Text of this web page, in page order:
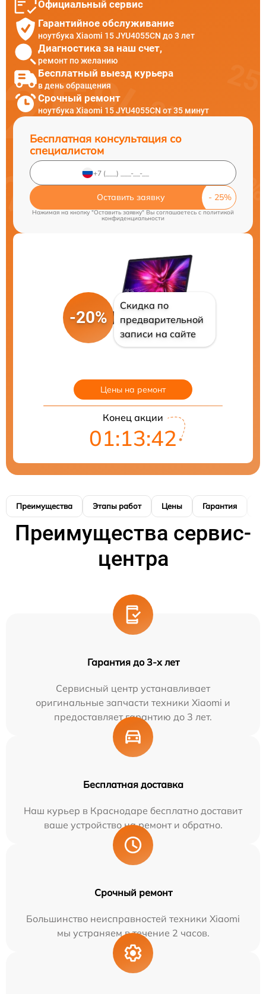
Официальный сервис
Гарантийное обслуживание
ноутбука Xiaomi 15 JYU4055CN до 3 лет
Диагностика за наш счет,
ремонт по желанию
Бесплатный выезд курьера
в день обращения
Срочный ремонт
ноутбука Xiaomi 15 JYU4055CN от 35 минут
Бесплатная консультация со
специалистом
Оставить заявку
Нажимая на кнопку "Оставить заявку" Вы соглашаетесь cполитикой
конфиденциальности
-20%
Скидка по
предварительной
записи на сайте
Цены на ремонт
Конец акции
01:13:41
Преимущества Этапы работ Цены Гарантия
Преимущества сервис-
центра
Гарантия до 3-х лет
Сервисный центр устанавливает
оригинальные запчасти техники Xiaomi и
предоставляет гарантию до 3 лет.
Бесплатная доставка
Наш курьер в Краснодаре бесплатно доставит
ваше устройство на ремонт и обратно.
Срочный ремонт
Большинство неисправностей техники Xiaomi
мы устраняем в течение 2 часов.